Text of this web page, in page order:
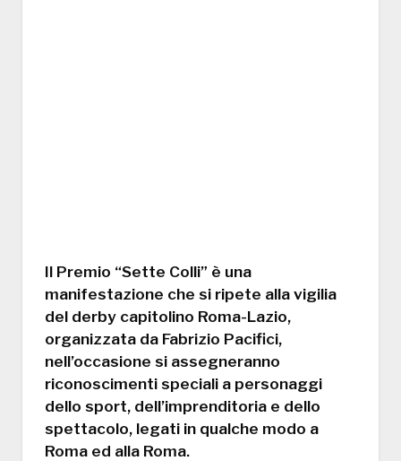
Il Premio “Sette Colli” è una
manifestazione che si ripete alla vigilia
del derby capitolino Roma-Lazio,
organizzata da Fabrizio Pacifici,
nell’occasione si assegneranno
riconoscimenti speciali a personaggi
dello sport, dell’imprenditoria e dello
spettacolo, legati in qualche modo a
Roma ed alla Roma.